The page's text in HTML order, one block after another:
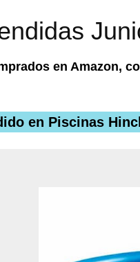
en Amazon,
en Piscinas